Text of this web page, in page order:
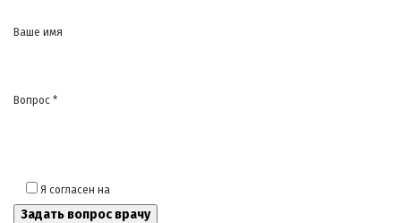
Ваше имя
Вопрос *
Я согласен на